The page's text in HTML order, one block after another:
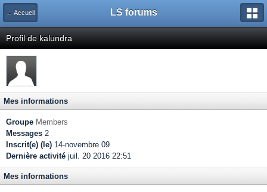
← Accueil LS forums
Profil de kalundra
Mes informations
Groupe Members
Messages 2
Inscrit(e) (le) 14-novembre 09
Dernière activité juil. 20 2016 22:51
Mes informations